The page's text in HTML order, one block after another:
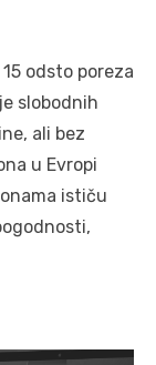
odsto poreza
slobodnih
ali bez
u Evropi
ističu